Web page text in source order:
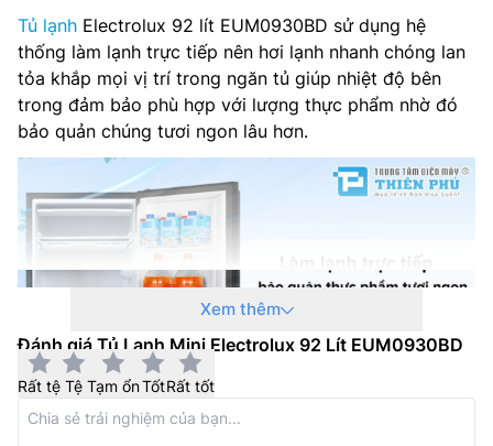
Tủ lạnh Electrolux 92 lít EUM0930BD sử dụng hệ
thống làm lạnh trực tiếp nên hơi lạnh nhanh chóng lan
tỏa khắp mọi vị trí trong ngăn tủ giúp nhiệt độ bên
trong đảm bảo phù hợp với lượng thực phẩm nhờ đó
bảo quản chúng tươi ngon lâu hơn.
Xem thêm
Đánh giá Tủ Lạnh Mini Electrolux 92 Lít EUM0930BD
Rất tệ Tệ Tạm ổnTốtRất tốt